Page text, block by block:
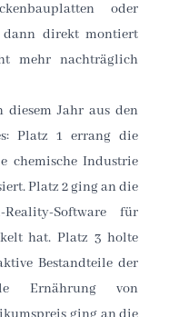
oder
dann direkt montiert
mehr nachträglich
chemische Industrie
Platz 2 ging an die
Software für
hat. Platz 3 holte
Ernährung von